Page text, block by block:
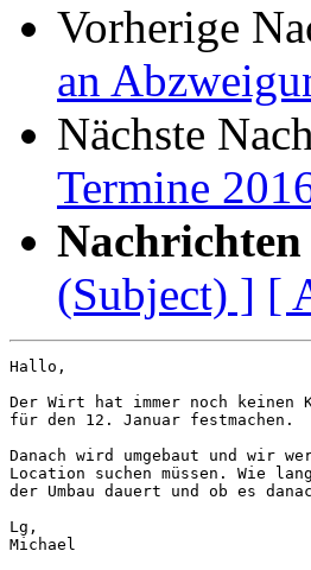
Vorherige
an
Nächste
Termine
(Subject) ] [
Hallo,
Der Wirt hat immer noch keinen
für den 12. Januar festmachen.
Danach wird umgebaut und wir
Location suchen müssen. Wie
der Umbau dauert und ob es
Lg,
Michael